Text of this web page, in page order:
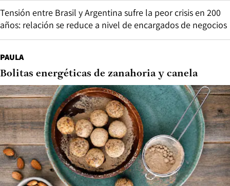
Tensión entre Brasil y Argentina sufre la peor crisis en 200
años: relación se reduce a nivel de encargados de negocios
PAULA
Bolitas energéticas de zanahoria y canela